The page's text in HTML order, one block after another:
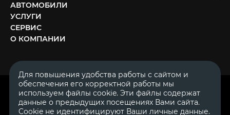
АВТОМОБИЛИ
УСЛУГИ
СЕРВИС
О КОМПАНИИ
© 2007—2026 «Диалог Авто» — автосалон. Все права защищены.
ОГРН 1111644005153
ИНН 1644062657
Для повышения удобства работы с сайтом и
обеспечения его корректной работы мы
используем файлы cookie. Эти файлы содержат
данные о предыдущих посещениях Вами сайта.
Cookie не идентифицируют Ваши личные данные.